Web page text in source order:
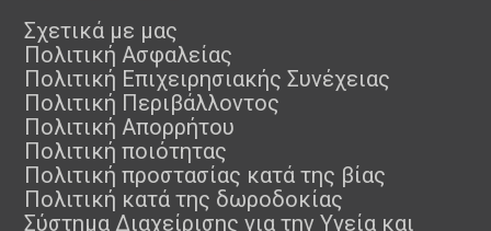
Σχετικά με μας
Πολιτική Ασφαλείας
Πολιτική Επιχειρησιακής Συνέχειας
Πολιτική Περιβάλλοντος
Πολιτική Απορρήτου
Πολιτική ποιότητας
Πολιτική προστασίας κατά της βίας
Πολιτική κατά της δωροδοκίας
Σύστημα Διαχείρισης για την Υγεία και